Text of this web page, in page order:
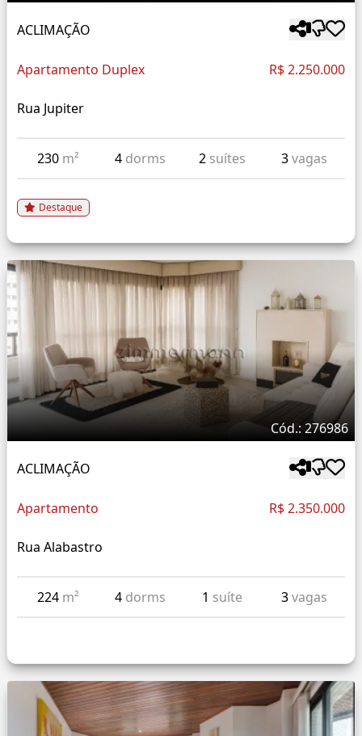
ACLIMAÇÃO
Apartamento Duplex R$ 2.250.000
Rua Jupiter
230 m² 4 dorms 2 suítes 3vagas
Destaque
Cód.: 276986
ACLIMAÇÃO
Apartamento R$ 2.350.000
Rua Alabastro
224 m² 4 dorms 1 suíte 3vagas